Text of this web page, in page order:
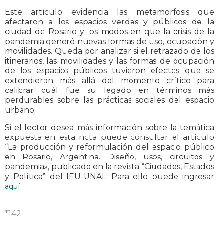
Este artículo evidencia las metamorfosis que
afectaron a los espacios verdes y públicos de la
ciudad de Rosario y los modos en que la crisis de la
pandemia generó nuevas formas de uso, ocupación y
movilidades. Queda por analizar si el retrazado de los
itinerarios, las movilidades y las formas de ocupación
de los espacios públicos tuvieron efectos que se
extendieron más allá del momento crítico para
calibrar cuál fue su legado en términos más
perdurables sobre las prácticas sociales del espacio
urbano.
Si el lector desea más información sobre la temática
expuesta en esta nota puede consultar el artículo
“La producción y reformulación del espacio público
en Rosario, Argentina. Diseño, usos, circuitos y
pandemia», publicado en la revista “Ciudades, Estados
y Política” del IEU-UNAL. Para ello puede ingresar
aquí
*142